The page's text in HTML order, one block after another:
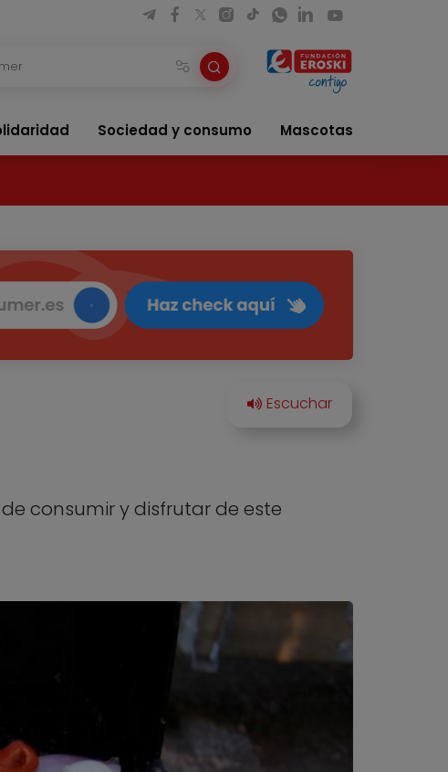
Sociedad y consumo Mascotas
consumir y disfrutar de este